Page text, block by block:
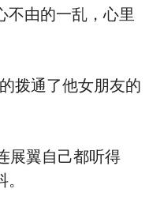
不由的一乱，心里
通了他女朋友的
翼自己都听得